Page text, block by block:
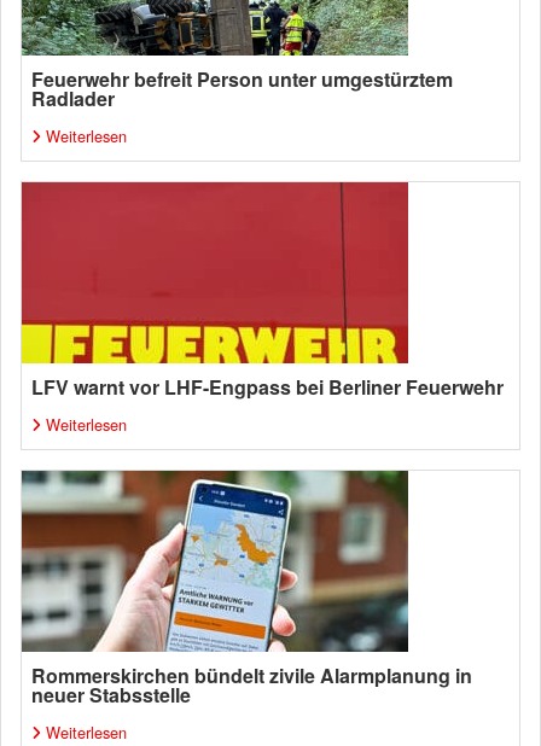
Feuerwehr befreit Person unter umgestürztem
Radlader
Weiterlesen
LFV warnt vor LHF-Engpass bei Berliner Feuerwehr
Weiterlesen
Rommerskirchen bündelt zivile Alarmplanung in
neuer Stabsstelle
Weiterlesen